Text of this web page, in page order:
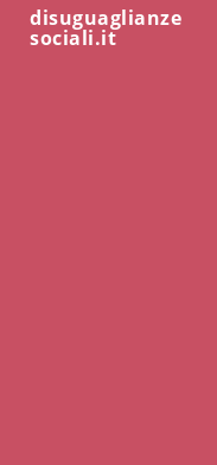
disuguaglianze
sociali.it